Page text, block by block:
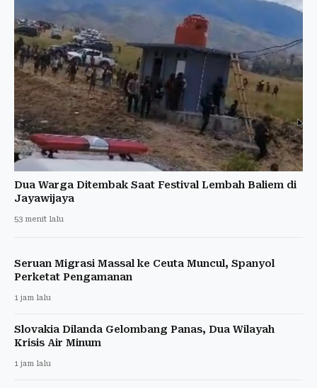
Dua Warga Ditembak Saat Festival Lembah Baliem di
Jayawijaya
53 menit lalu
Seruan Migrasi Massal ke Ceuta Muncul, Spanyol
Perketat Pengamanan
1 jam lalu
Slovakia Dilanda Gelombang Panas, Dua Wilayah
Krisis Air Minum
1 jam lalu